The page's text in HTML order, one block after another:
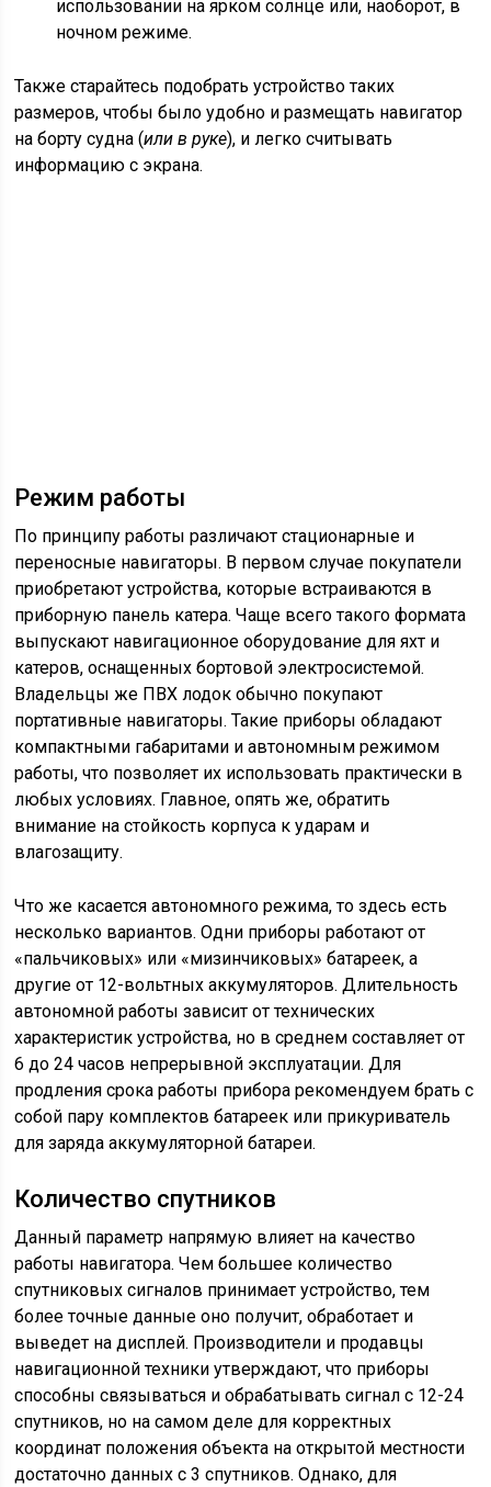
использовании на ярком солнце или, наоборот, в
ночном режиме.
Также старайтесь подобрать устройство таких
размеров, чтобы было удобно и размещать навигатор
на борту судна (или в руке), и легко считывать
информацию с экрана.
Режим работы
По принципу работы различают стационарные и
переносные навигаторы. В первом случае покупатели
приобретают устройства, которые встраиваются в
приборную панель катера. Чаще всего такого формата
выпускают навигационное оборудование для яхт и
катеров, оснащенных бортовой электросистемой.
Владельцы же ПВХ лодок обычно покупают
портативные навигаторы. Такие приборы обладают
компактными габаритами и автономным режимом
работы, что позволяет их использовать практически в
любых условиях. Главное, опять же, обратить
внимание на стойкость корпуса к ударам и
влагозащиту.
Что же касается автономного режима, то здесь есть
несколько вариантов. Одни приборы работают от
«пальчиковых» или «мизинчиковых» батареек, а
другие от 12-вольтных аккумуляторов. Длительность
автономной работы зависит от технических
характеристик устройства, но в среднем составляет от
6 до 24 часов непрерывной эксплуатации. Для
продления срока работы прибора рекомендуем брать с
собой пару комплектов батареек или прикуриватель
для заряда аккумуляторной батареи.
Количество спутников
Данный параметр напрямую влияет на качество
работы навигатора. Чем большее количество
спутниковых сигналов принимает устройство, тем
более точные данные оно получит, обработает и
выведет на дисплей. Производители и продавцы
навигационной техники утверждают, что приборы
способны связываться и обрабатывать сигнал с 12-24
спутников, но на самом деле для корректных
координат положения объекта на открытой местности
достаточно данных с 3 спутников. Однако, для